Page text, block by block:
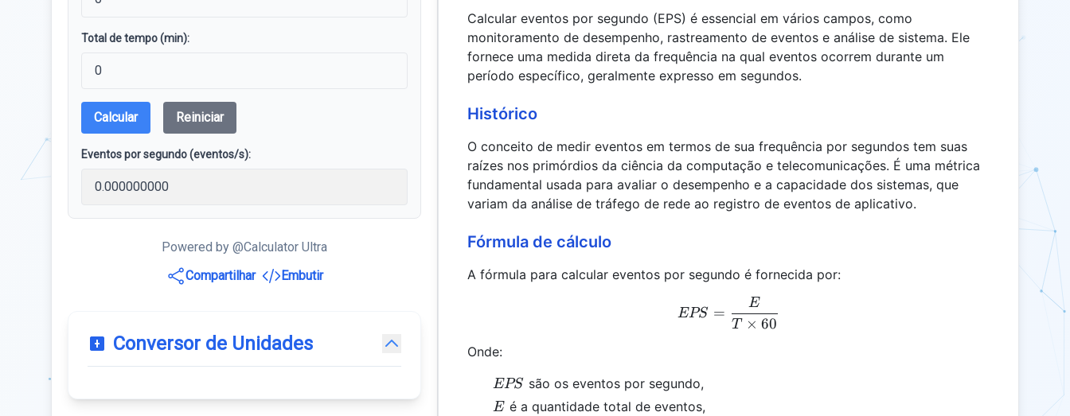
Total de tempo (min):
Calcular Reiniciar
Eventos por segundo (eventos/s):
Powered by @Calculator Ultra
Compartilhar
Embutir
Conversor de Unidades
Calcular eventos por segundo (EPS) é essencial em vários campos, como
monitoramento de desempenho, rastreamento de eventos e análise de sistema. Ele
fornece uma medida direta da frequência na qual eventos ocorrem durante um
período específico, geralmente expresso em segundos.
Histórico
O conceito de medir eventos em termos de sua frequência por segundos tem suas
raízes nos primórdios da ciência da computação e telecomunicações. É uma métrica
fundamental usada para avaliar o desempenho e a capacidade dos sistemas, que
variam da análise de tráfego de rede ao registro de eventos de aplicativo.
Fórmula de cálculo
A fórmula para calcular eventos por segundo é fornecida por:
EPS = \frac{E}{T \times 60}
EPS =
T × 60
E
Onde:
EPS
EPS são os eventos por segundo,
E
E é a quantidade total de eventos,